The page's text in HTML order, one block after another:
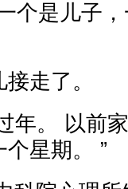
个是儿子
走了。
年。 以前
星期。 ”